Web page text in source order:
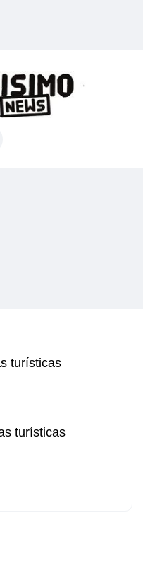
turísticas